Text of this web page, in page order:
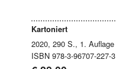
Kartoniert
2020, 290 S., 1. Auflage
ISBN 978-3-96707-227-3